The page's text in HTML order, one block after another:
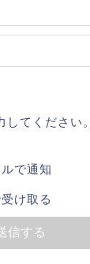
してください。
で通知
け取る